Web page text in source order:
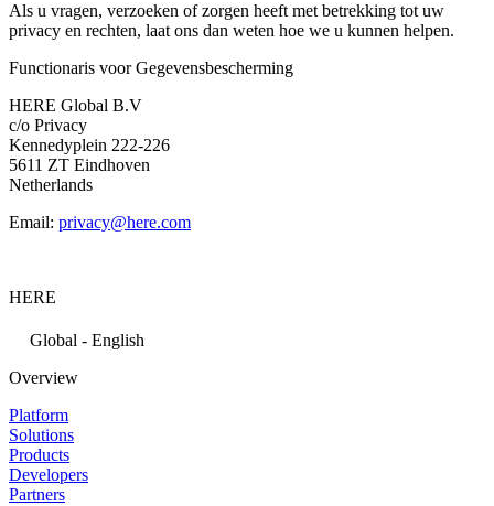
Als u vragen, verzoeken of zorgen heeft met betrekking tot uw
privacy en rechten, laat ons dan weten hoe we u kunnen helpen.
Functionaris voor Gegevensbescherming
HERE Global B.V
c/o Privacy
Kennedyplein 222-226
5611 ZT Eindhoven
Netherlands
Email: privacy@here.com
HERE
Global - English
Overview
Platform
Solutions
Products
Developers
Partners